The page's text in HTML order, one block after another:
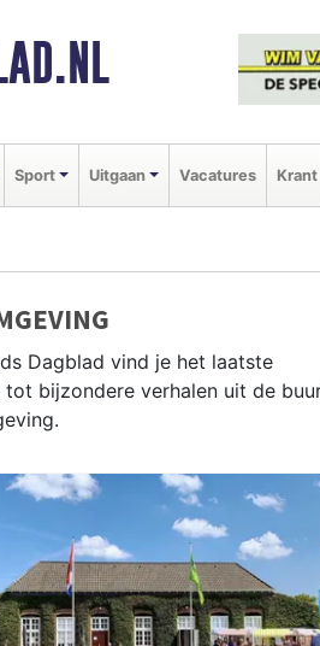
Sport Uitgaan Vacatures Krant
Dagblad vind je het laatste
bijzondere verhalen uit de
het belangrijkste lokale nieuws uit